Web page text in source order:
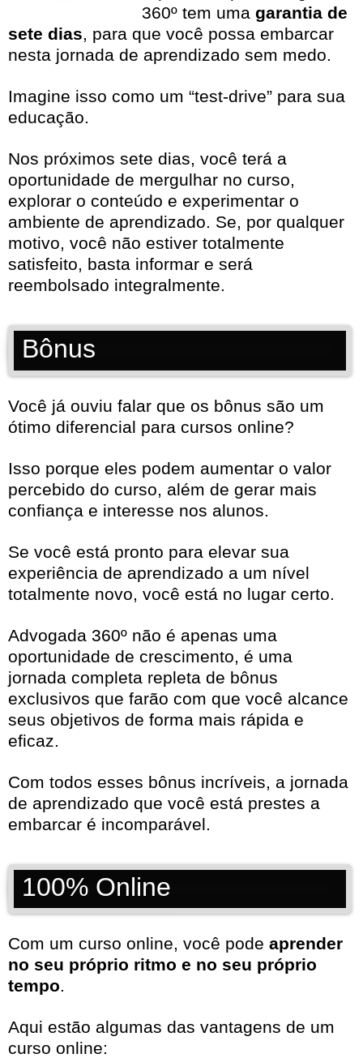
360º tem uma garantia de
sete dias, para que você possa embarcar
nesta jornada de aprendizado sem medo.
Imagine isso como um “test-drive” para sua
educação.
Nos próximos sete dias, você terá a
oportunidade de mergulhar no curso,
explorar o conteúdo e experimentar o
ambiente de aprendizado. Se, por qualquer
motivo, você não estiver totalmente
satisfeito, basta informar e será
reembolsado integralmente.
Bônus
Você já ouviu falar que os bônus são um
ótimo diferencial para cursos online?
Isso porque eles podem aumentar o valor
percebido do curso, além de gerar mais
confiança e interesse nos alunos.
Se você está pronto para elevar sua
experiência de aprendizado a um nível
totalmente novo, você está no lugar certo.
Advogada 360º não é apenas uma
oportunidade de crescimento, é uma
jornada completa repleta de bônus
exclusivos que farão com que você alcance
seus objetivos de forma mais rápida e
eficaz.
Com todos esses bônus incríveis, a jornada
de aprendizado que você está prestes a
embarcar é incomparável.
100% Online
Com um curso online, você pode aprender
no seu próprio ritmo e no seu próprio
tempo.
Aqui estão algumas das vantagens de um
curso online: